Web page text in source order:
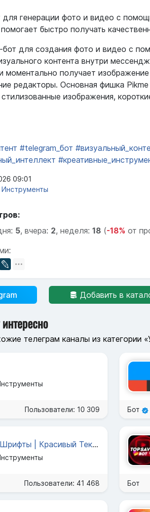
генерации фото и видео с
быстро получать
бот для создания фото и видео с
контента внутри
моментально получает
редакторы. Основная фишка
стилизованные изображения,
#telegram_бот
09:01
Инструменты
5, вчера: 2, неделя: 18 (-18% от
Добавить в
телеграм каналы из категории
Пользователи: 10 309 Бот
Красивые Шрифты | Красивый Текст
Пользователи: 41 468 Бот